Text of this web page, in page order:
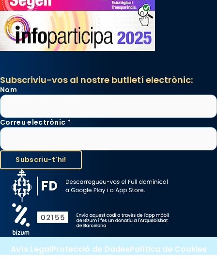
«Si vols saber què és calor, ves per les
Santes a Mataró»🥵.
Photo
View on Facebook · Share
Subscriviu-vos al nostre butlletí electrònic:
Nom
Correu electrònic *
Avís LegalProtecció de DadesPolítica de Cookies